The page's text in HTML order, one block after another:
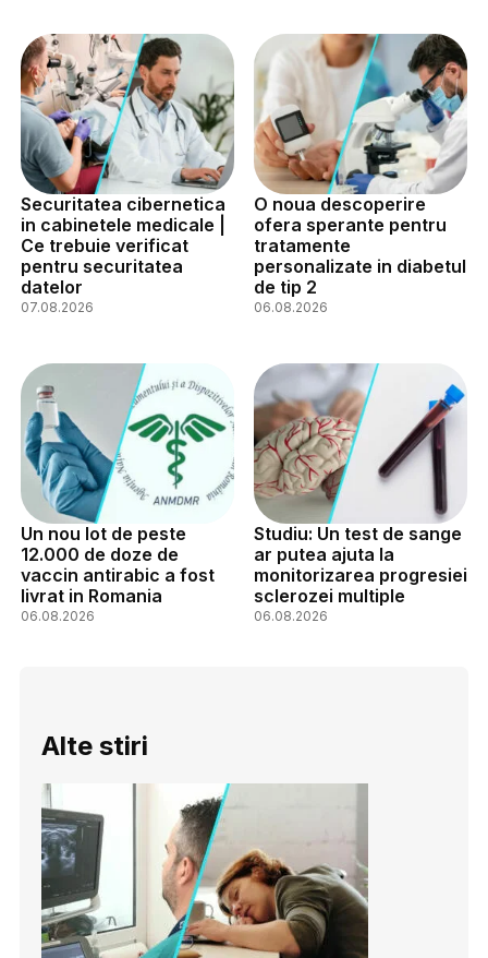
Securitatea cibernetica
in cabinetele medicale |
Ce trebuie verificat
pentru securitatea
datelor
07.08.2026
O noua descoperire
ofera sperante pentru
tratamente
personalizate in diabetul
de tip 2
06.08.2026
Un nou lot de peste
12.000 de doze de
vaccin antirabic a fost
livrat in Romania
06.08.2026
Studiu: Un test de sange
ar putea ajuta la
monitorizarea progresiei
sclerozei multiple
06.08.2026
Alte stiri